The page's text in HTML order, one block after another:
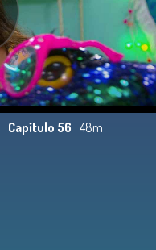
Capítulo 56 48m